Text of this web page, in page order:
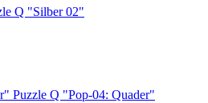
Q "Silber 02"
Puzzle Q "Pop-04: Quader"